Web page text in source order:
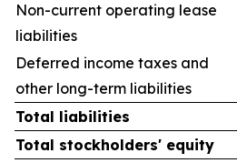
Non-current operating lease
liabilities
Deferred income taxes and
other long-term liabilities
Total liabilities
Total stockholders' equity